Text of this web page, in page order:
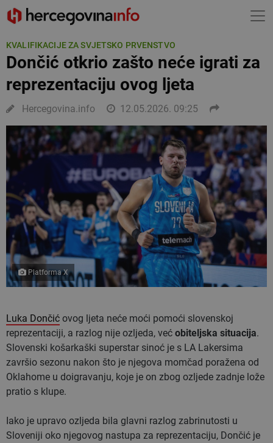
KVALIFIKACIJE ZA SVJETSKO PRVENSTVO
Dončić otkrio zašto neće igrati za
reprezentaciju ovog ljeta
Hercegovina.info 12.05.2026. 09:25
Platforma X
Luka Dončić ovog ljeta neće moći pomoći slovenskoj
reprezentaciji, a razlog nije ozljeda, već obiteljska situacija.
Slovenski košarkaški superstar sinoć je s LA Lakersima
završio sezonu nakon što je njegova momčad poražena od
Oklahome u doigravanju, koje je on zbog ozljede zadnje lože
pratio s klupe.
Iako je upravo ozljeda bila glavni razlog zabrinutosti u
Sloveniji oko njegovog nastupa za reprezentaciju, Dončić je